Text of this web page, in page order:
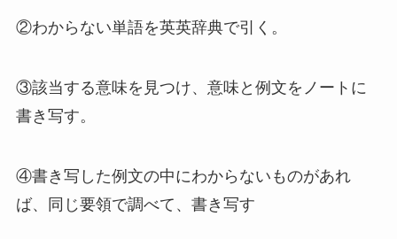
②わからない単語を英英辞典で引く。
③該当する意味を見つけ、意味と例文をノートに
書き写す。
④書き写した例文の中にわからないものがあれ
ば、同じ要領で調べて、書き写す